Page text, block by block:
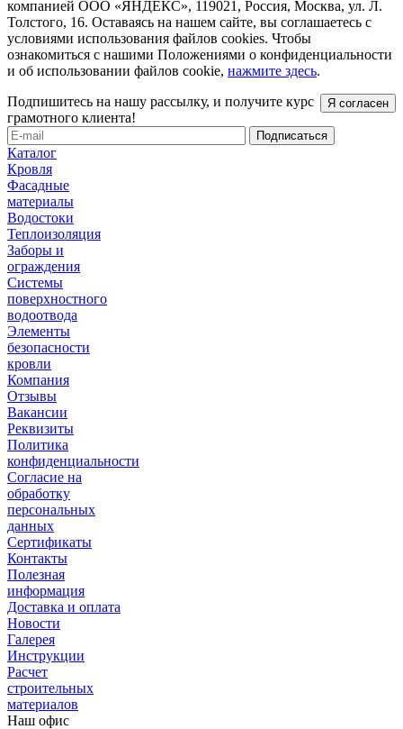
компанией ООО «ЯНДЕКС», 119021, Россия, Москва, ул. Л.
Толстого, 16. Оставаясь на нашем сайте, вы соглашаетесь с
условиями использования файлов cookies. Чтобы
ознакомиться с нашими Положениями о конфиденциальности
и об использовании файлов cookie, нажмите здесь.
Я согласен
Подпишитесь на нашу рассылку, и получите курс
грамотного клиента!
Каталог
Кровля
Фасадные
материалы
Водостоки
Теплоизоляция
Заборы и
ограждения
Системы
поверхностного
водоотвода
Элементы
безопасности
кровли
Компания
Отзывы
Вакансии
Реквизиты
Политика
конфиденциальности
Согласие на
обработку
персональных
данных
Сертификаты
Контакты
Полезная
информация
Доставка и оплата
Новости
Галерея
Инструкции
Расчет
строительных
материалов
Наш офис